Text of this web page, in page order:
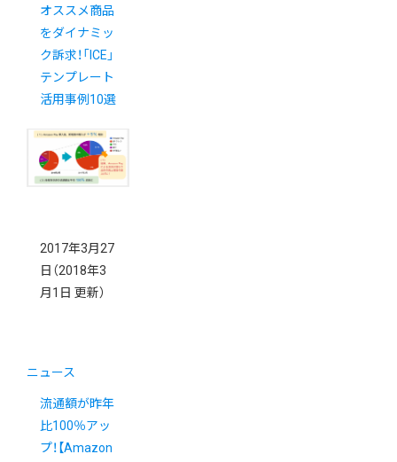
オススメ商品
をダイナミッ
ク訴求！「ICE」
テンプレート
活用事例10選
2017年3月27
日 （2018年3
月1日 更新）
ニュース
流通額が昨年
比100％アッ
プ！【Amazon